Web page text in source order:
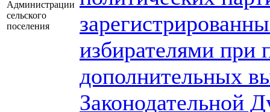
Администрации
сельского
поселения
избирателями при
дополнительных
Законодательной